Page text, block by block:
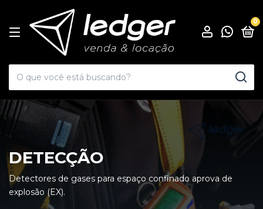
0
DETECÇÃO
Detectores de gases para espaço confinado aprova de
explosão (EX).